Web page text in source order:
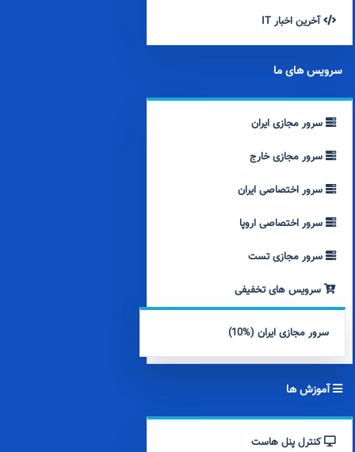
آخرین اخبار IT
سرویس های ما
سرور مجازی ایران
سرور مجازی خارج
سرور اختصاصی ایران
سرور اختصاصی اروپا
سرور مجازی تست
سرویس های تخفیفی
سرور مجازی ایران (%10)
آموزش ها
کنترل پنل هاست